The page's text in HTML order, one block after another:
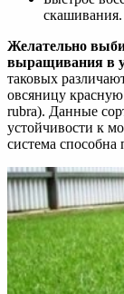
скашивания.
Желательно
выращивания в
таковых
овсяницу
rubra). Данные
устойчивости к
система способна